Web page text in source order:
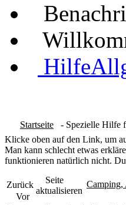
Hilfe
Startseite
- Spezielle Hilfe
Klicke oben auf den Link, um
Man kann schlecht etwas
funktionieren natürlich nicht.
Zurück
Vor
Seite
aktualisieren
Camping,